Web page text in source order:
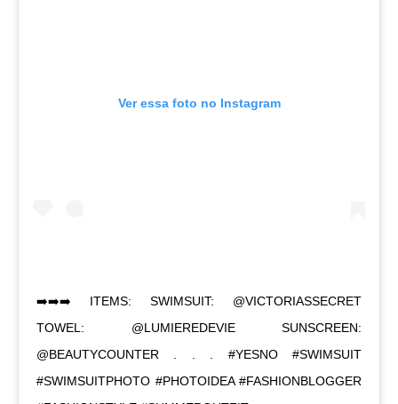
Ver essa foto no Instagram
➡️➡️➡️ ITEMS: SWIMSUIT: @VICTORIASSECRET
TOWEL: @LUMIEREDEVIE SUNSCREEN:
@BEAUTYCOUNTER . . . #YESNO #SWIMSUIT
#SWIMSUITPHOTO #PHOTOIDEA #FASHIONBLOGGER